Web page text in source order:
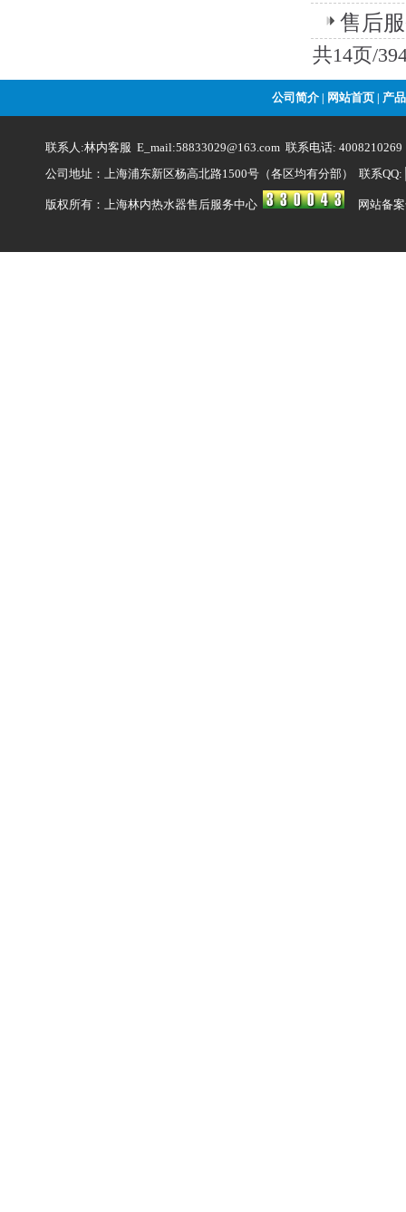
售后
共14页/
公司简介| 网站首页 产
联系人:林内客服 E_mail:58833029@163.com 联系电话:
公司地址：上海浦东新区杨高北路1500号（各区均有分部） 联系QQ:
版权所有：上海林内热水器售后服务中心 网站备